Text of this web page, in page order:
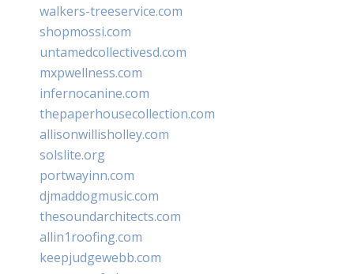
walkers-treeservice.com
shopmossi.com
untamedcollectivesd.com
mxpwellness.com
infernocanine.com
thepaperhousecollection.com
allisonwillisholley.com
solslite.org
portwayinn.com
djmaddogmusic.com
thesoundarchitects.com
allin1roofing.com
keepjudgewebb.com